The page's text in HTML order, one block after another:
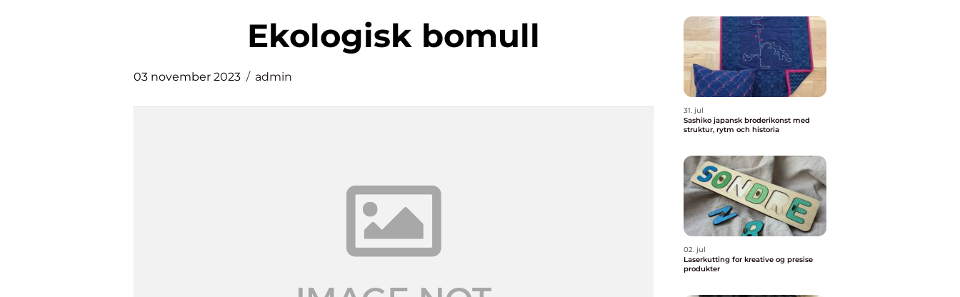
ekologisk bomull
03 november 2023 admin
31. jul
Sashiko japansk broderikonst med
struktur, rytm och historia
02. jul
Laserkutting for kreative og presise
produkter